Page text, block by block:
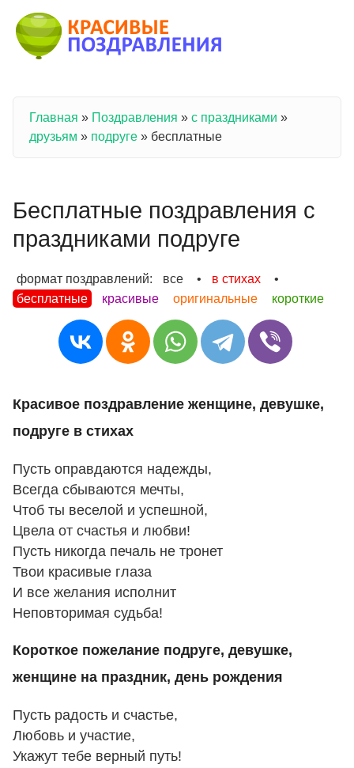
Вы здесь
Главная » Поздравления » с праздниками »
друзьям » подруге » бесплатные
Бесплатные поздравления с
праздниками подруге
формат поздравлений: все • в стихах
•
бесплатные
красивые оригинальные короткие
Красивое поздравление женщине, девушке,
подруге в стихах
Пусть оправдаются надежды,
Всегда сбываются мечты,
Чтоб ты веселой и успешной,
Цвела от счастья и любви!
Пусть никогда печаль не тронет
Твои красивые глаза
И все желания исполнит
Неповторимая судьба!
Короткое пожелание подруге, девушке,
женщине на праздник, день рождения
Пусть радость и счастье,
Любовь и участие,
Укажут тебе верный путь!